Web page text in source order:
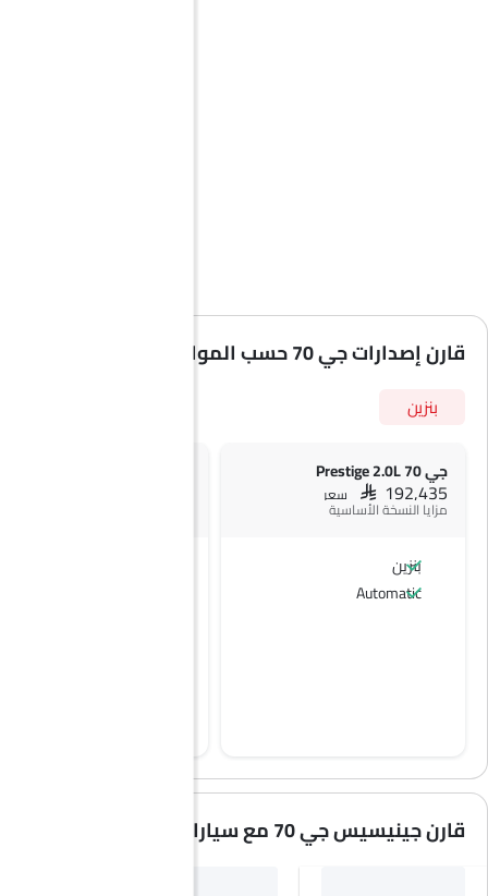
قارن إصدارات جي 70 حسب المواصفات
بنزين
جي 70 Prestige 2.0L
SAR 192,435 سعر
مزايا النسخة الأساسية
بنزين
Automatic
قارن جينيسيس جي 70 مع سيارات مشابهة